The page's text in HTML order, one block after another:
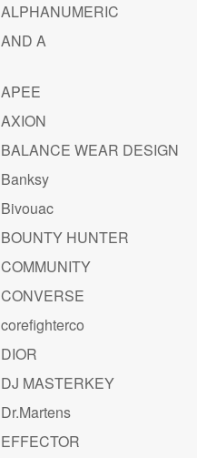
ALPHANUMERIC
AND A
APEE
AXION
BALANCE WEAR DESIGN
Banksy
Bivouac
BOUNTY HUNTER
COMMUNITY
CONVERSE
corefighterco
DIOR
DJ MASTERKEY
Dr.Martens
EFFECTOR